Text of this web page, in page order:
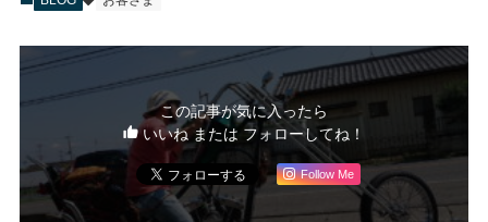
この記事が気に入ったら
いいね または フォローしてね！
Follow Me